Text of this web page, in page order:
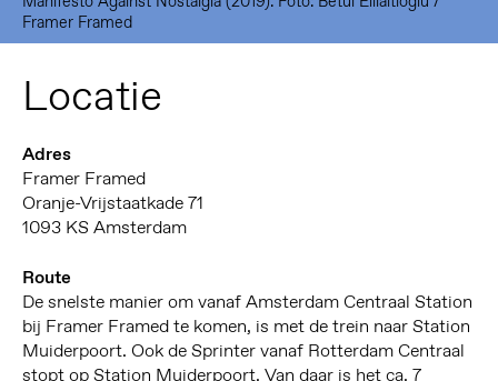
Framer Framed
Locatie
Adres
Framer Framed
Oranje-Vrijstaatkade 71
1093 KS Amsterdam
Route
De snelste manier om vanaf Amsterdam Centraal Station
bij Framer Framed te komen, is met de trein naar Station
Muiderpoort. Ook de Sprinter vanaf Rotterdam Centraal
stopt op Station Muiderpoort. Van daar is het ca. 7